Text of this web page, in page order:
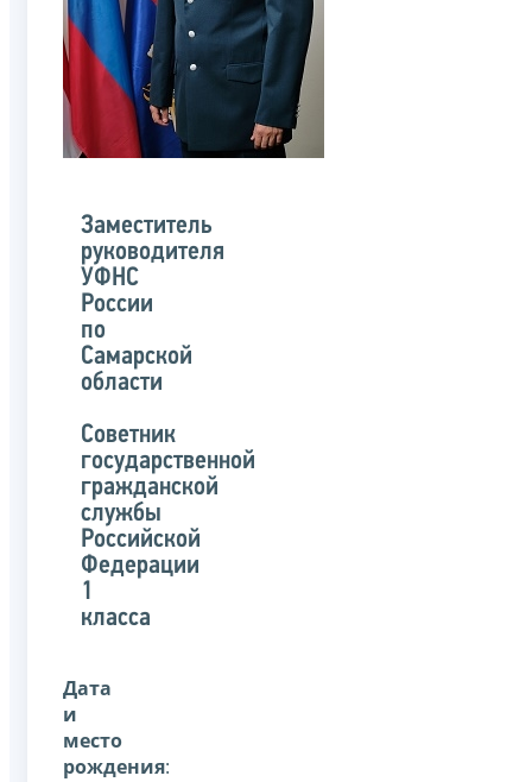
Заместитель
руководителя
УФНС
России
по
Самарской
области
Советник
государственной
гражданской
службы
Российской
Федерации
1
класса
Дата
и
место
рождения: